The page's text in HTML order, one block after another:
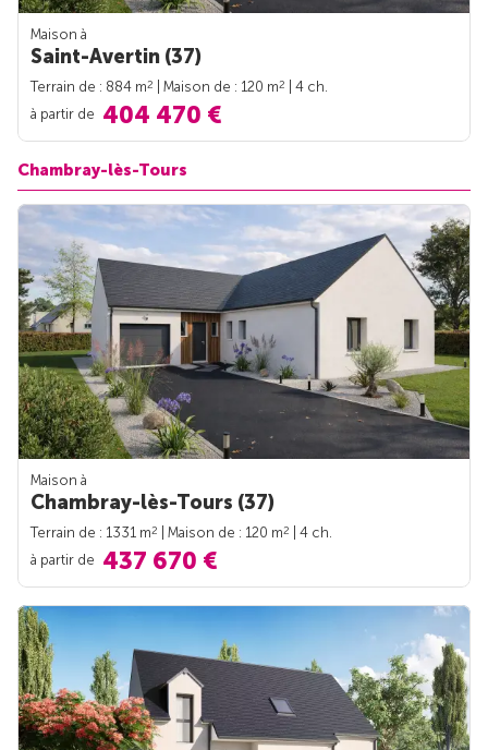
Maison à
Saint-Avertin (37)
Terrain de : 884 m2 | Maison de : 120 m2
| 4 ch.
à partir de 404 470 €
Chambray-lès-Tours
Maison à
Chambray-lès-Tours (37)
Terrain de : 1331 m2 | Maison de : 120 m2
| 4 ch.
à partir de 437 670 €